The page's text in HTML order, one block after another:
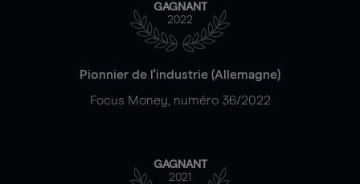
GAGNANT
2022
Pionnier de l'industrie (Allemagne)
Focus Money, numéro 36/2022
GAGNANT
2021